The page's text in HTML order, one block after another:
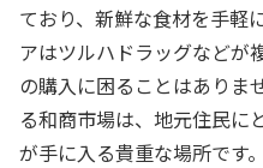
ており、新鮮な食材を手軽
アはツルハドラッグなどが
の購入に困ることはありま
る和商市場は、地元住民に
が手に入る貴重な場所です。